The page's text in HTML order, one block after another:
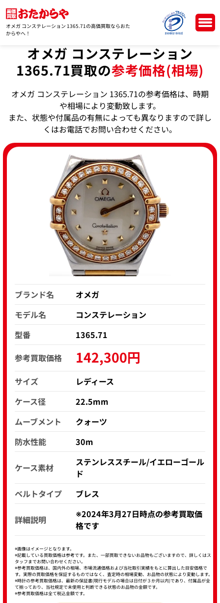
オメガ コンステレーション 1365.71の高価買取ならおた
からやへ！
オメガ コンステレーション
1365.71買取の参考価格(相場)
オメガ コンステレーション 1365.71の参考価格は、時期
や相場により変動致します。
また、状態や付属品の有無によっても異なりますので詳し
くはお電話でお問い合わせください。
ブランド名
オメガ
モデル名
コンステレーション
型番
1365.71
参考買取価格
142,300円
サイズ
レディース
ケース径
22.5m m
ムーブメント
クォー ツ
防水性能
30m
ケース素材
ステンレススチール/イエローゴール
ド
ベルトタイプ
ブレス
詳細説明
※2024年3月27日時点の参考買取価
格です
※画像はイメージとなります。
※記載している買取価格は参考です。また、一部買取できないお品物もございますので、詳しくはス
タッフまでお問い合わせください。
※参考買取価格は、国内外の相場、市場流通価格および当社取引実績をもとに算出した目安価格で
す。実際の買取価格を保証するものではなく、査定時の相場変動、お品物の状態により変動します。
※時計の参考買取価格は、最新の保証書(現行モデルの場合は日付が３か月以内)であり、付属品が全
て揃っており、当社規定で未使用と判断できる状態のお品物の金額です。
※参考買取価格は全て税込金額です。